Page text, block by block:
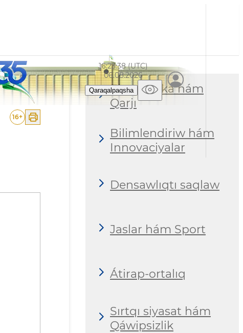
16:23:39 (UTC)
06.08.2026
Qaraqalpaqsha
16+
Ekonomika hám
Qarjı
Bilimlendiriw hám
Innovaciyalar
Densawlıqtı saqlaw
Jaslar hám Sport
Átirap-ortalıq
Sırtqı siyasat hám
Qáwipsizlik